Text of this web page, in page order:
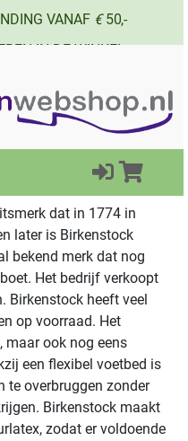
VANAF €50,-
IN DE WINKEL
dat in 1774 in
later is Birkenstock
bekend merk dat nog
Het bedrijf verkoopt
Birkenstock heeft veel
op voorraad. Het
maar ook nog eens
een flexibel voetbed is
te overbruggen zonder
Birkenstock maakt
zodat er voldoende